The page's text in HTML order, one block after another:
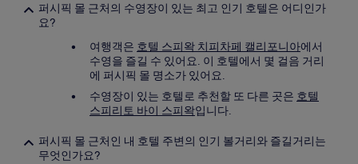
퍼시픽 몰 근처의 수영장이 있는 최고 인기 호텔은 어디인가
요?
여행객은 호텔 스피왁 치피차페 캘리포니아에서
수영을 즐길 수 있어요. 이 호텔에서 몇 걸음 거리
에 퍼시픽 몰 명소가 있어요.
수영장이 있는 호텔로 추천할 또 다른 곳은 호텔
스피리토 바이 스피왁입니다.
퍼시픽 몰 근처인 내 호텔 주변의 인기 볼거리와 즐길거리는
무엇인가요?